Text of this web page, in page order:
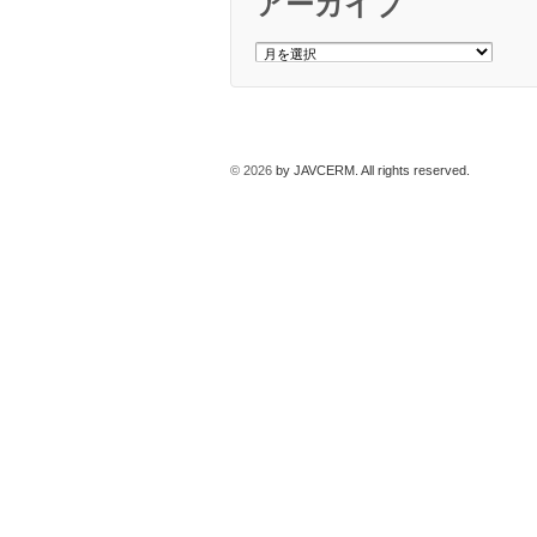
ア
カ
© 2026 by JAVCERM. All rights reserved.